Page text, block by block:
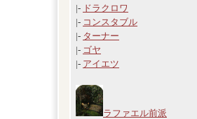
|- ドラクロワ
|- コンスタブル
|- ターナー
|- ゴヤ
|- アイエツ
ラファエル前派